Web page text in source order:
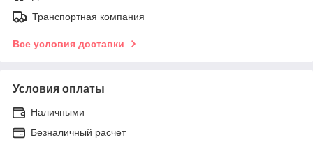
Транспортная компания
Все условия доставки
Условия оплаты
Наличными
Безналичный расчет